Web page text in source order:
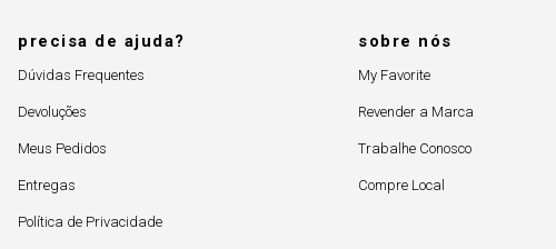
precisa de ajuda?
Dúvidas Frequentes
Devoluções
Meus Pedidos
Entregas
Política de Privacidade
sobre nós
My Favorite
Revender a Marca
Trabalhe Conosco
Compre Local